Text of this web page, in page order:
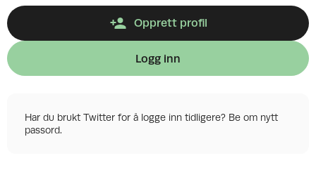
Opprett profil
Logg inn
Har du brukt Twitter for å logge inn tidligere? Be om nytt
passord.